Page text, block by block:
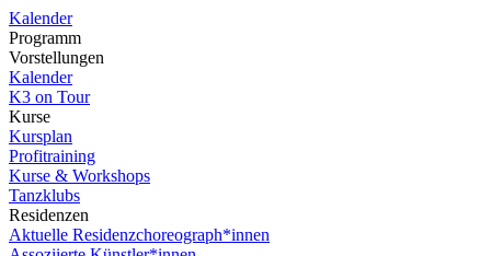
Kalender
Programm
Vorstellungen
Kalender
K3 on Tour
Kurse
Kursplan
Profitraining
Kurse & Workshops
Tanzklubs
Residenzen
Aktuelle Residenzchoreograph*innen